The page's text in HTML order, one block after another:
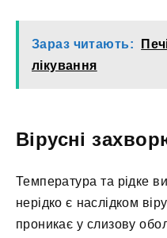
Зараз читають:
лікування
Вірусні
Температура та рідке
нерідко є наслідком
проникає у слизову